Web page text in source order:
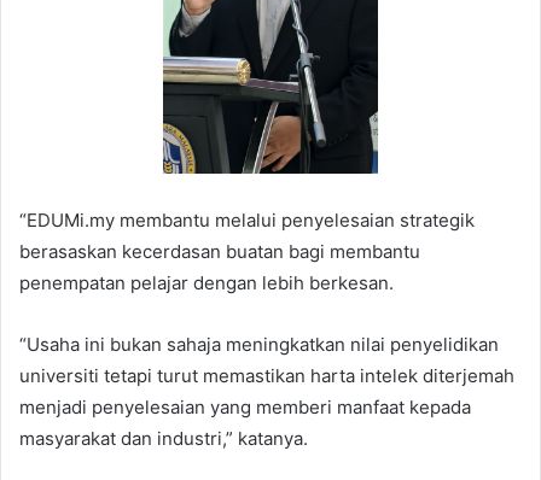
“EDUMi.my membantu melalui penyelesaian strategik
berasaskan kecerdasan buatan bagi membantu
penempatan pelajar dengan lebih berkesan.
“Usaha ini bukan sahaja meningkatkan nilai penyelidikan
universiti tetapi turut memastikan harta intelek diterjemah
menjadi penyelesaian yang memberi manfaat kepada
masyarakat dan industri,” katanya.